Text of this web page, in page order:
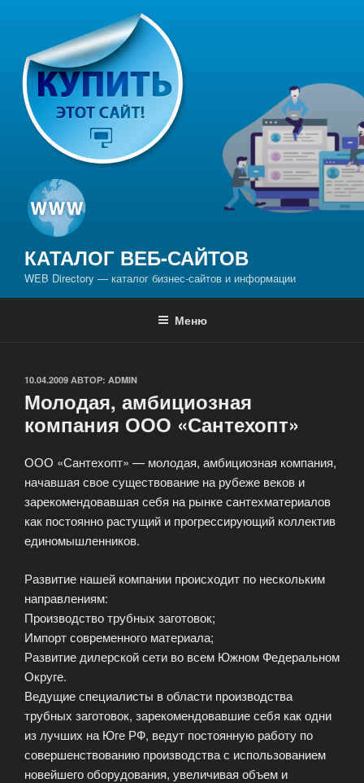
содержимому
КАТАЛОГ ВЕБ-САЙТОВ
WEB Directory — каталог бизнес-сайтов и информации
Меню
ОПУБЛИКОВАНО
10.04.2009 АВТОР: ADMIN
Молодая, амбициозная
компания ООО «Сантехопт»
ООО «Сантехопт» — молодая, амбициозная компания,
начавшая свое существование на рубеже веков и
зарекомендовавшая себя на рынке сантехматериалов
как постоянно растущий и прогрессирующий коллектив
единомышленников.
Развитие нашей компании происходит по нескольким
направлениям:
Производство трубных заготовок;
Импорт современного материала;
Развитие дилерской сети во всем Южном Федеральном
Округе.
Ведущие специалисты в области производства
трубных заготовок, зарекомендовавшие себя как одни
из лучших на Юге РФ, ведут постоянную работу по
совершенствованию производства с использованием
новейшего оборудования, увеличивая объем и